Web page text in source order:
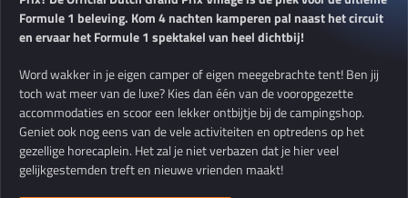
Formule 1 beleving. Kom 4 nachten kamperen pal naast het circuit
en ervaar het Formule 1 spektakel van heel dichtbij!
Word wakker in je eigen camper of eigen meegebrachte tent! Ben jij
toch wat meer van de luxe? Kies dan één van de vooropgezette
accommodaties en scoor een lekker ontbijtje bij de campingshop.
Geniet ook nog eens van de vele activiteiten en optredens op het
gezellige horecaplein. Het zal je niet verbazen dat je hier veel
gelijkgestemden treft en nieuwe vrienden maakt!